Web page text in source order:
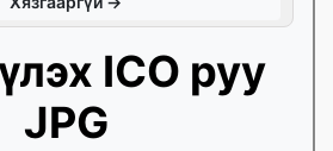
ICO руу
JPG